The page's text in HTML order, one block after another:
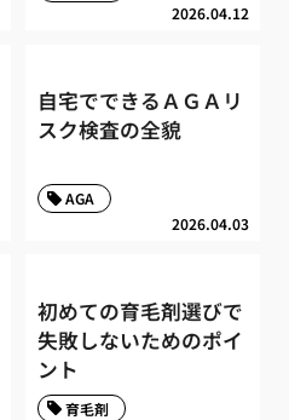
2026.04.12
自宅でできるＡＧＡリ
スク検査の全貌
2026.04.03
AGA
初めての育毛剤選びで
失敗しないためのポイ
ント
育毛剤